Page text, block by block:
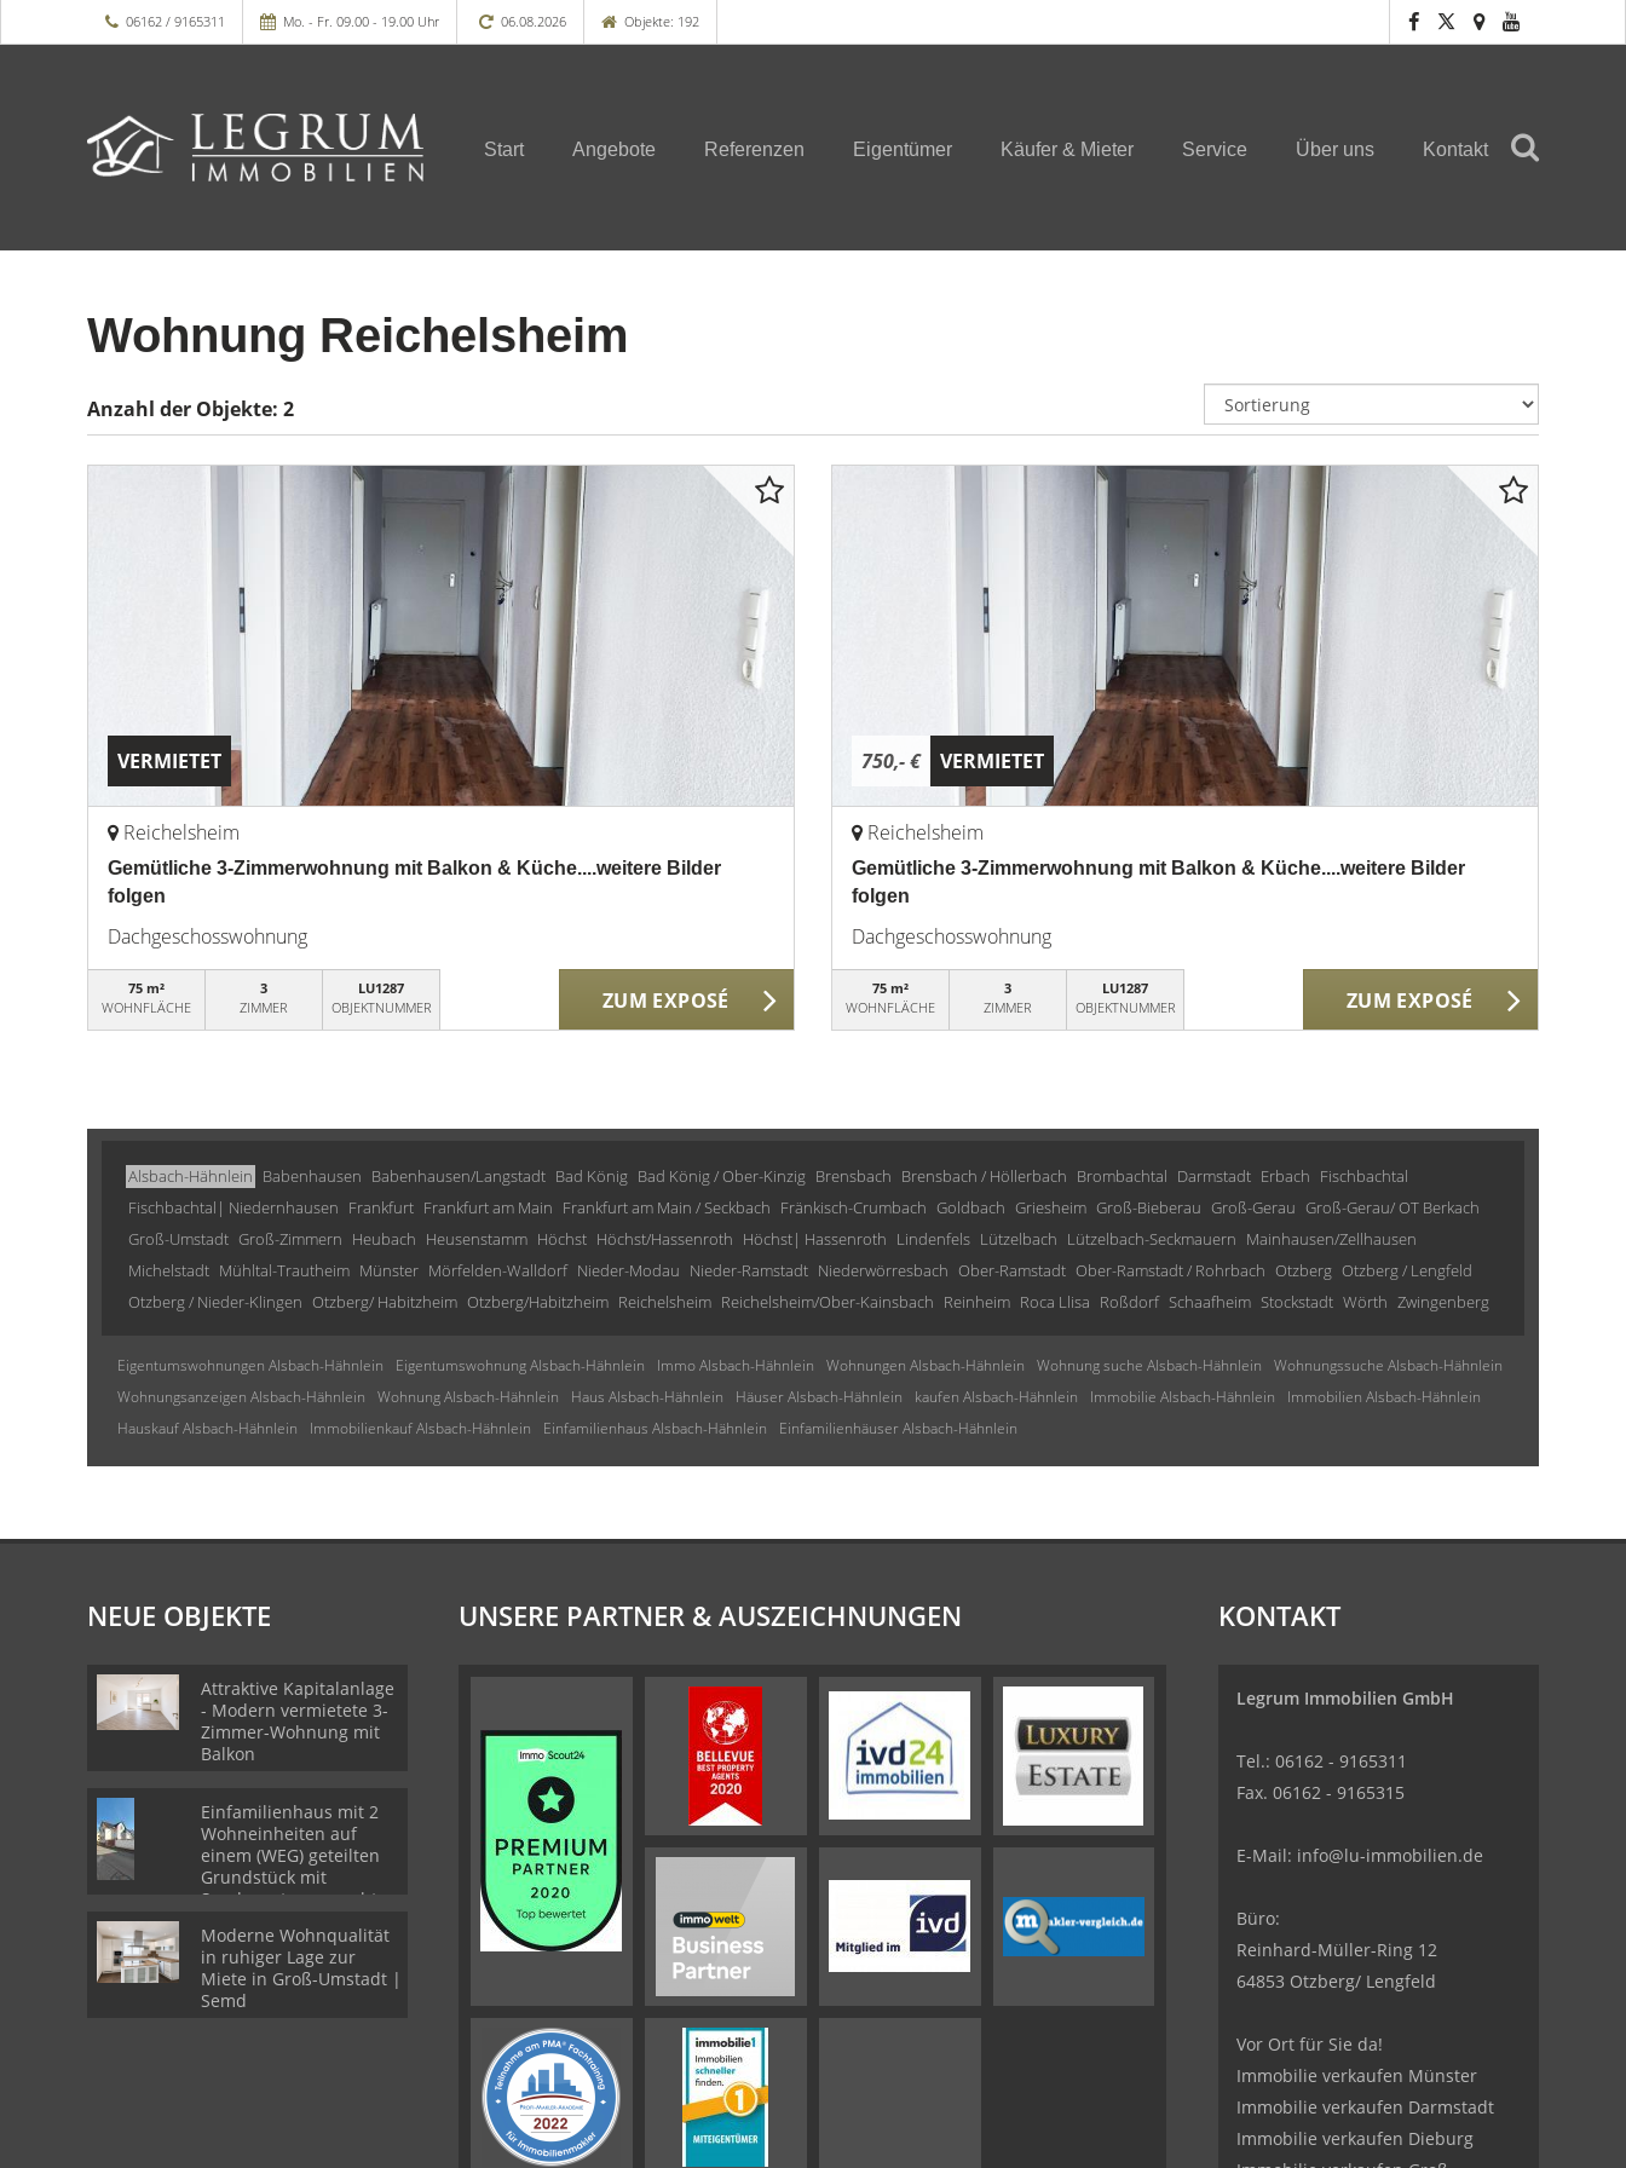
06162 / 9165311 Mo. - Fr. 09.00 - 19.00 Uhr 06.08.2026 Objekte: 192
Start Angebote Referenzen Eigentümer Käufer & Mieter Service Über uns Kontakt
Wohnung Reichelsheim
Anzahl der Objekte: 2
VERMIETET
Reichelsheim
Gemütliche 3-Zimmerwohnung mit Balkon & Küche....weitere Bilder
folgen
Dachgeschosswohnung
75 m²
WOHNFLÄCHE
3
ZIMMER
LU1287
OBJEKTNUMMER
ZUM EXPOSÉ
750,- € VERMIETET
Reichelsheim
Gemütliche 3-Zimmerwohnung mit Balkon & Küche....weitere Bilder
folgen
Dachgeschosswohnung
75 m²
WOHNFLÄCHE
3
ZIMMER
LU1287
OBJEKTNUMMER
ZUM EXPOSÉ
Alsbach-Hähnlein Babenhausen Babenhausen/Langstadt Bad König Bad König / Ober-Kinzig Brensbach Brensbach / Höllerbach Brombachtal Darmstadt Erbach Fischbachtal
Fischbachtal| Niedernhausen Frankfurt Frankfurt am Main Frankfurt am Main / Seckbach Fränkisch-Crumbach Goldbach Griesheim Groß-Bieberau Groß-Gerau Groß-Gerau/ OT Berkach
Groß-Umstadt Groß-Zimmern Heubach Heusenstamm Höchst Höchst/Hassenroth Höchst| Hassenroth Lindenfels Lützelbach Lützelbach-Seckmauern Mainhausen/Zellhausen
Michelstadt Mühltal-Trautheim Münster Mörfelden-Walldorf Nieder-Modau Nieder-Ramstadt Niederwörresbach Ober-Ramstadt Ober-Ramstadt / Rohrbach Otzberg Otzberg / Lengfeld
Otzberg / Nieder-Klingen Otzberg/ Habitzheim Otzberg/Habitzheim Reichelsheim Reichelsheim/Ober-Kainsbach Reinheim Roca Llisa Roßdorf Schaafheim Stockstadt Wörth Zwingenberg
Eigentumswohnungen Alsbach-Hähnlein Eigentumswohnung Alsbach-Hähnlein Immo Alsbach-Hähnlein Wohnungen Alsbach-Hähnlein Wohnung suche Alsbach-Hähnlein
Wohnungssuche Alsbach-Hähnlein
Wohnungsanzeigen Alsbach-Hähnlein
Wohnung Alsbach-Hähnlein Haus Alsbach-Hähnlein Häuser Alsbach-Hähnlein kaufen Alsbach-Hähnlein Immobilie Alsbach-Hähnlein
Immobilien Alsbach-Hähnlein
Hauskauf Alsbach-Hähnlein
Immobilienkauf Alsbach-Hähnlein Einfamilienhaus Alsbach-Hähnlein Einfamilienhäuser Alsbach-Hähnlein
NEUE OBJEKTE
Attraktive Kapitalanlage
- Modern vermietete 3-
Zimmer-Wohnung mit
Balkon
Einfamilienhaus mit 2
Wohneinheiten auf
einem (WEG) geteilten
Grundstück mit
Sondernutzungsrechten
Moderne Wohnqualität
in ruhiger Lage zur
Miete in Groß-Umstadt |
Semd
UNSERE PARTNER & AUSZEICHNUNGEN KONTAKT
Legrum Immobilien GmbH
Tel.: 06162 - 9165311
Fax. 06162 - 9165315
E-Mail: info@lu-immobilien.de
Büro:
Reinhard-Müller-Ring 12
64853 Otzberg/ Lengfeld
Vor Ort für Sie da!
Immobilie verkaufen Münster
Immobilie verkaufen Darmstadt
Immobilie verkaufen Dieburg